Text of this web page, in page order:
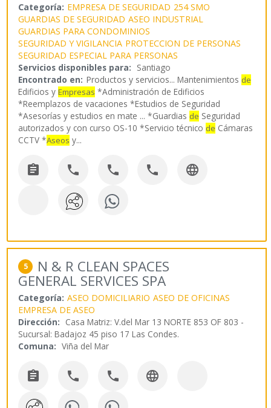
Categoría: EMPRESA DE SEGURIDAD 254 SMO
GUARDIAS DE SEGURIDAD ASEO INDUSTRIAL
GUARDIAS PARA CONDOMINIOS
SEGURIDAD Y VIGILANCIA PROTECCION DE PERSONAS
SEGURIDAD ESPECIAL PARA PERSONAS
Servicios disponibles para: Santiago
Encontrado en: Productos y servicios...Mantenimientos de
Edificios yEmpresas *Administración de Edificios
*Reemplazos de vacaciones *Estudios de Seguridad
*Asesorías y estudios en mate ... *Guardias de Seguridad
autorizados y con curso OS-10 *Servicio técnico de Cámaras
CCTV *Aseos y...
    
5 N & R CLEAN SPACES
GENERAL SERVICES SPA
Categoría: ASEO DOMICILIARIO ASEO DE OFICINAS
EMPRESA DE ASEO
Dirección: Casa Matriz: V.del Mar 13 NORTE 853 OF 803 -
Sucursal: Badajoz 45 piso 17 Las Condes.
Comuna: Viña del Mar
   